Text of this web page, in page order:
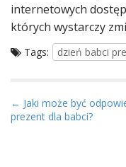
internetowych
których wystarczy
Tags: dzień babci
P
o
← Jaki może być
prezent dla babci?